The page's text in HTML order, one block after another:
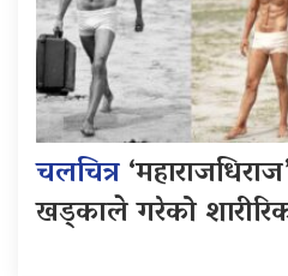
चलचित्र
खड्काले गरेको